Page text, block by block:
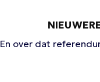
En over dat